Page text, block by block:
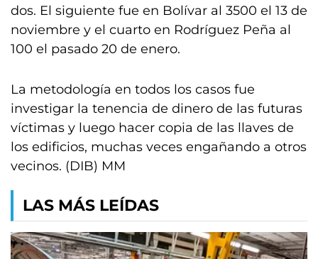
dos. El siguiente fue en Bolívar al 3500 el 13 de
noviembre y el cuarto en Rodríguez Peña al
100 el pasado 20 de enero.
La metodología en todos los casos fue
investigar la tenencia de dinero de las futuras
víctimas y luego hacer copia de las llaves de
los edificios, muchas veces engañando a otros
vecinos. (DIB) MM
LAS MÁS LEÍDAS